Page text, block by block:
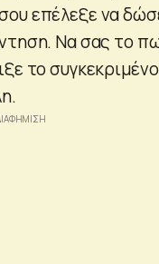
επέλεξε να
Να σας το
το